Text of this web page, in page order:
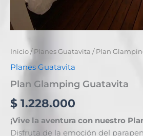
Inicio/Planes Guatavita / Plan
Planes Guatavita
Plan Glamping Guatavita
$ 1.228.000
¡Vive la aventura con nuestro
Disfruta de la emoción del